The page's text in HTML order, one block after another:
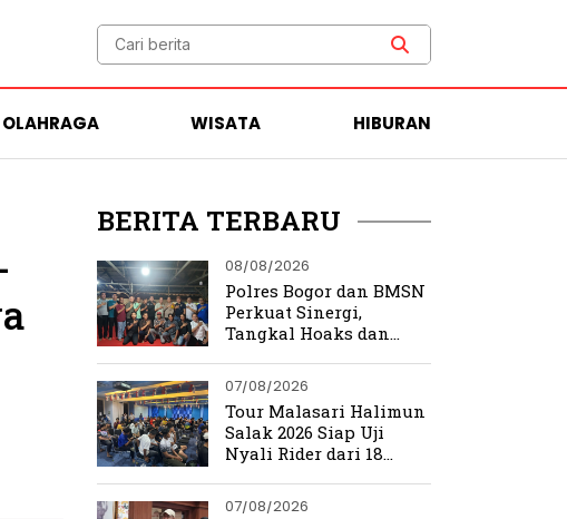
OLAHRAGA WISATA HIBURAN
BERITA TERBARU
08/08/2026
Polres Bogor dan BMSN
Perkuat Sinergi,
Tangkal Hoaks dan
07/08/2026
Tour Malasari Halimun
Salak 2026 Siap Uji
Nyali Rider dari 18
Ekstrem Bogor
07/08/2026